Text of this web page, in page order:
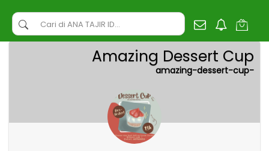
Amazing Dessert Cup
amazing-dessert-cup-